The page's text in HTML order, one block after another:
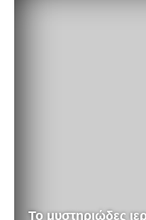
Το μυστηριώδες